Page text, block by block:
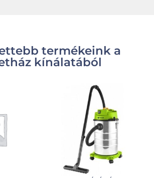
termékeink a
kínálatából